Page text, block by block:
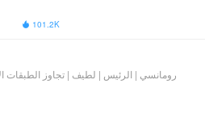
 101.2K
رومانسي | الرئيس | لطيف | تجاوز الطبقات